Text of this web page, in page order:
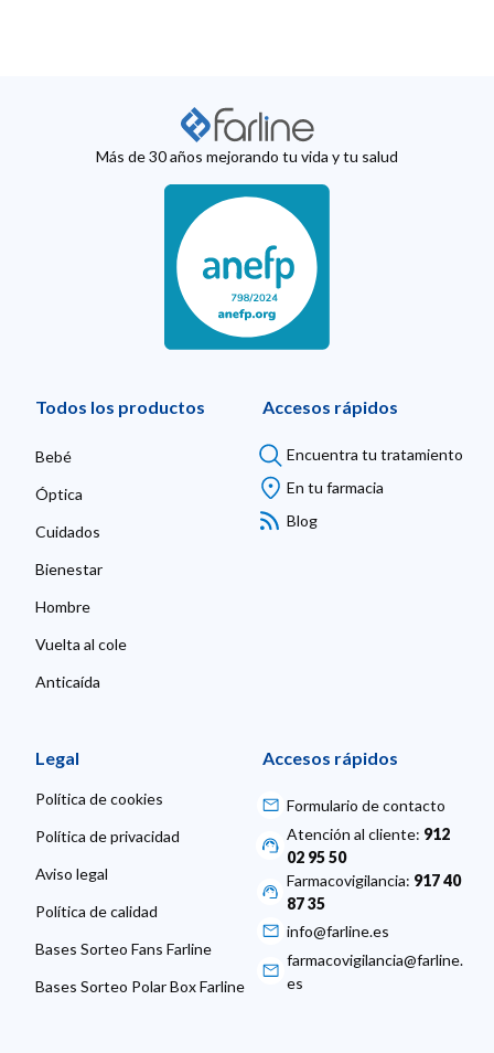
Más de 30 años mejorando tu vida y tu salud
Todos los productos
Bebé
Óptica
Cuidados
Bienestar
Hombre
Vuelta al cole
Anticaída
Accesos rápidos
Encuentra tu tratamiento
En tu farmacia
Blog
Legal
Política de cookies
Política de privacidad
Aviso legal
Política de calidad
Bases Sorteo Fans Farline
Bases Sorteo Polar Box Farline
Accesos rápidos
Formulario de contacto
Atención al cliente: 912
02 95 50
Farmacovigilancia: 917 40
87 35
info@farline.es
farmacovigilancia@farline.
es